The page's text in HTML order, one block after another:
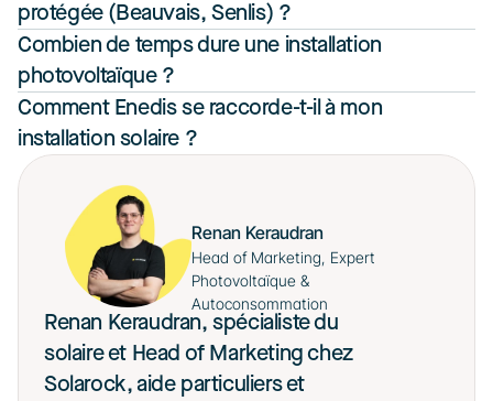
protégée (Beauvais, Senlis) ?
Combien de temps dure une installation
photovoltaïque ?
Comment Enedis se raccorde-t-il à mon
installation solaire ?
Renan Keraudran
Head of Marketing, Expert
Photovoltaïque &
Autoconsommation
Renan Keraudran, spécialiste du
solaire et Head of Marketing chez
Solarock, aide particuliers et